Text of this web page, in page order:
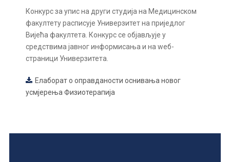
Конкурс за упис на други студија на Медицинском
факултету расписује Универзитет на приједлог
Вијећа факултета. Конкурс се објављује у
средствима јавног информисања и на wеб-
страници Универзитета.
Елаборат о оправданости оснивања новог
усмјерења Физиотерапија